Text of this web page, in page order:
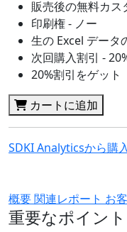
販売後の無料カス
印刷権 - ノー
生の Excel データ
次回購入割引 -
20%割引をゲット
カートに追加
SDKI Analyticsから購
概要関連レポート お
重要なポイント